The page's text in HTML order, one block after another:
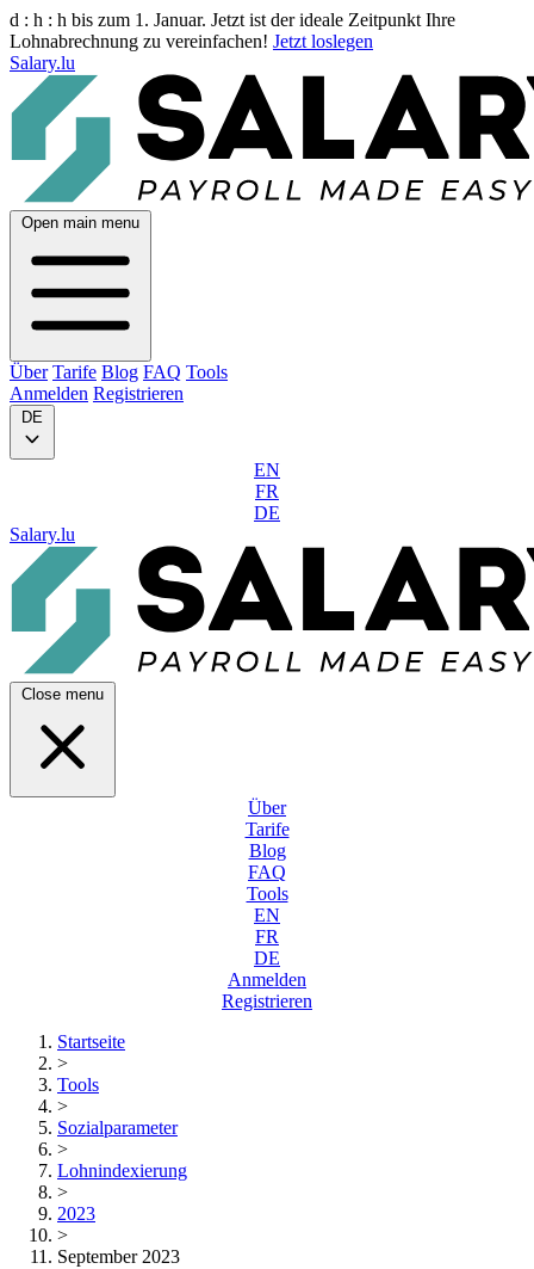
d : h : h bis zum 1. Januar. Jetzt ist der ideale Zeitpunkt Ihre
Lohnabrechnung zu vereinfachen! Jetzt loslegen
Salary.lu
Open main menu
Über Tarife Blog FAQ Tools
Anmelden Registrieren
DE
EN
FR
DE
Salary.lu
Close menu
Über
Tarife
Blog
FAQ
Tools
EN
FR
DE
Anmelden
Registrieren
Startseite
>
Tools
>
Sozialparameter
>
Lohnindexierung
>
2023
>
September 2023